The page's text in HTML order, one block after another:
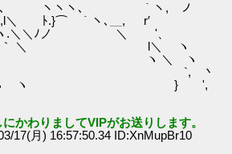
ヽヽ、 ｀ヽ, ノ
￣｀ヽ､＿, r′
＼ﾉノ ＼ '、
l＼ ヽ
ヽ ＼ ヽ
`, 丶
ヽ } ',
かわりましてVIPがお送りします。
17(月) 16:57:50.34 ID:XnMupBr10